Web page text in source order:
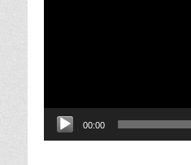
00:00